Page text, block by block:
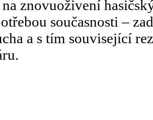
znovuoživení
současnosti –
a s tím související